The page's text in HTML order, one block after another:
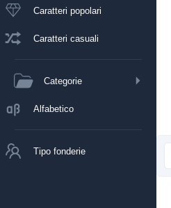
Caratteri popolari
Caratteri casuali
Categorie
Alfabetico
Tipo fonderie